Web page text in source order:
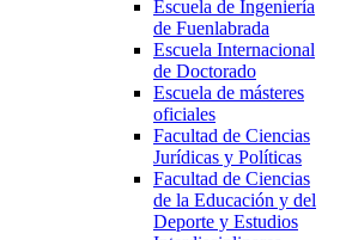
Escuela de Ingeniería
de Fuenlabrada
Escuela Internacional
de Doctorado
Escuela de másteres
oficiales
Facultad de Ciencias
Jurídicas y Políticas
Facultad de Ciencias
de la Educación y del
Deporte y Estudios